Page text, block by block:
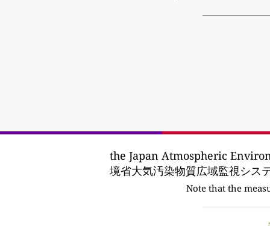
the Japan Atmospheric
境省大気汚染物質広域監視シス
Note that the